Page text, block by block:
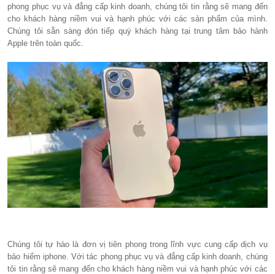
phong phục vụ và đẳng cấp kinh doanh, chúng tôi tin rằng sẽ mang đến
cho khách hàng niềm vui và hạnh phúc với các sản phẩm của mình.
Chúng tôi sẵn sàng đón tiếp quý khách hàng tại trung tâm bảo hành
Apple trên toàn quốc.
Chúng tôi tự hào là đơn vị tiên phong trong lĩnh vực cung cấp dịch vụ
bảo hiểm iphone. Với tác phong phục vụ và đẳng cấp kinh doanh, chúng
tôi tin rằng sẽ mang đến cho khách hàng niềm vui và hạnh phúc với các